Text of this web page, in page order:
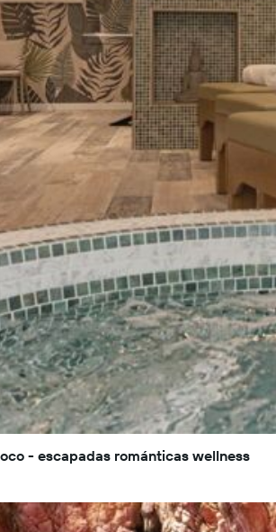
- escapadas románticas wellness